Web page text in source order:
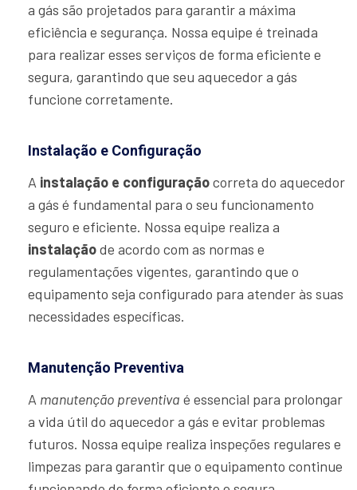
a gás são projetados para garantir a máxima
eficiência e segurança. Nossa equipe é treinada
para realizar esses serviços de forma eficiente e
segura, garantindo que seu aquecedor a gás
funcione corretamente.
Instalação e Configuração
A instalação e configuraçãocorreta do aquecedor
a gás é fundamental para o seu funcionamento
seguro e eficiente. Nossa equipe realiza a
instalaçãode acordo com as normas e
regulamentações vigentes, garantindo que o
equipamento seja configurado para atender às suas
necessidades específicas.
Manutenção Preventiva
A manutenção preventiva é essencial para prolongar
a vida útil do aquecedor a gás e evitar problemas
futuros. Nossa equipe realiza inspeções regulares e
limpezas para garantir que o equipamento continue